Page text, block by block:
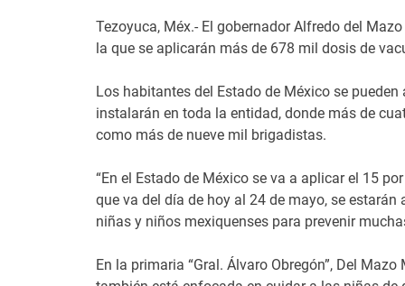
Tezoyuca, Méx.- El gobernador Alfredo del
la que se aplicarán más de 678 mil dosis de
Los habitantes del Estado de México se
instalarán en toda la entidad, donde más de
como más de nueve mil brigadistas.
“En el Estado de México se va a aplicar el 15
que va del día de hoy al 24 de mayo, se
niñas y niños mexiquenses para prevenir
En la primaria “Gral. Álvaro Obregón”, Del